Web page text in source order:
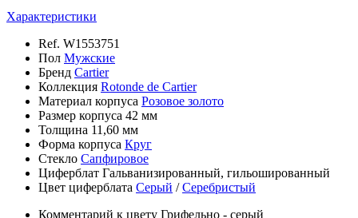
Характеристики
Ref. W1553751
Пол Мужские
Бренд Cartier
Коллекция Rotonde de Cartier
Материал корпуса Розовое золото
Размер корпуса 42 мм
Толщина 11,60 мм
Форма корпуса Круг
Стекло Сапфировое
Циферблат Гальванизированный, гильошированный
Цвет циферблата Серый /Серебристый
Комментарий к цвету Грифельно - серый